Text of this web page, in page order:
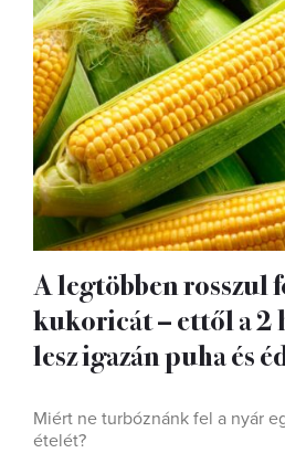
A legtöbben rosszul
kukoricát – ettől a 2
lesz igazán puha és
Miért ne turbóznánk fel a nyár
ételét?